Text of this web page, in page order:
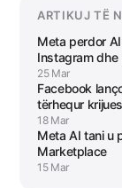
ARTIKUJ TË
Meta perdor
Instagram dhe
25 Mar
Facebook
tërhequr
18 Mar
Meta AI tani u
Marketplace
15 Mar